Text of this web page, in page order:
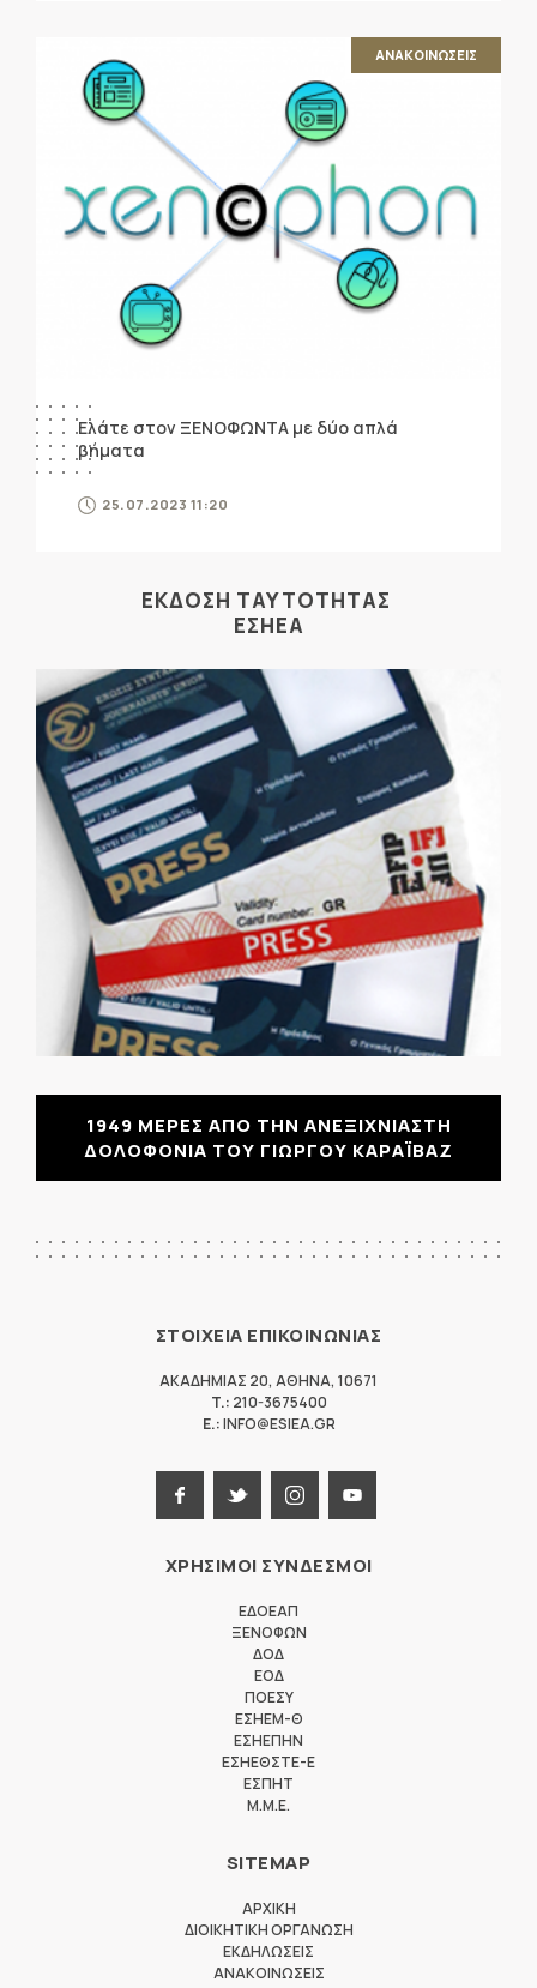
ΑΝΑΚΟΙΝΩΣΕΙΣ
Ελάτε στον ΞΕΝΟΦΩΝΤΑ με δύο απλά
βήματα
25.07.2023 11:20
ΕΚΔΟΣΗ ΤΑΥΤΟΤΗΤΑΣ
ΕΣΗΕΑ
1949 ΜΕΡΕΣ ΑΠΟ ΤΗΝ ΑΝΕΞΙΧΝΙΑΣΤΗ
ΔΟΛΟΦΟΝΙΑ ΤΟΥ ΓΙΩΡΓΟΥ ΚΑΡΑΪΒΑΖ
ΣΤΟΙΧΕΙΑ ΕΠΙΚΟΙΝΩΝΙΑΣ
ΑΚΑΔΗΜΙΑΣ 20, ΑΘΗΝΑ, 10671
T.: 210-3675400
E.:INFO@ESIEA.GR
ΧΡΗΣΙΜΟΙ ΣΥΝΔΕΣΜΟΙ
ΕΔΟΕΑΠ
ΞΕΝΟΦΩΝ
ΔΟΔ
ΕΟΔ
ΠΟΕΣΥ
ΕΣΗΕΜ-Θ
ΕΣΗΕΠΗΝ
ΕΣΗΕΘΣΤΕ-Ε
ΕΣΠΗΤ
M.M.E.
SITEMAP
ΑΡΧΙΚΗ
ΔΙΟΙΚΗΤΙΚΗ ΟΡΓΑΝΩΣΗ
ΕΚΔΗΛΩΣΕΙΣ
ΑΝΑΚΟΙΝΩΣΕΙΣ